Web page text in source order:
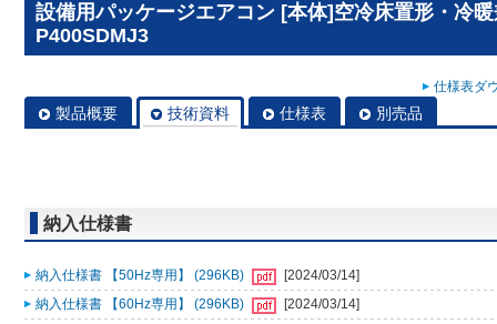
設備用パッケージエアコン [本体]空冷床置形・冷
P400SDMJ3
仕様表ダ
製品概要 技術資料 仕様表 別売品
納入仕様書
納入仕様書 【50Hz専用】 (296KB)
[2024/03/14]
納入仕様書 【60Hz専用】 (296KB)
[2024/03/14]